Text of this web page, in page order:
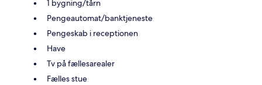
1 bygning/tårn
Pengeautomat/banktjeneste
Pengeskab i receptionen
Have
Tv på fællesarealer
Fælles stue